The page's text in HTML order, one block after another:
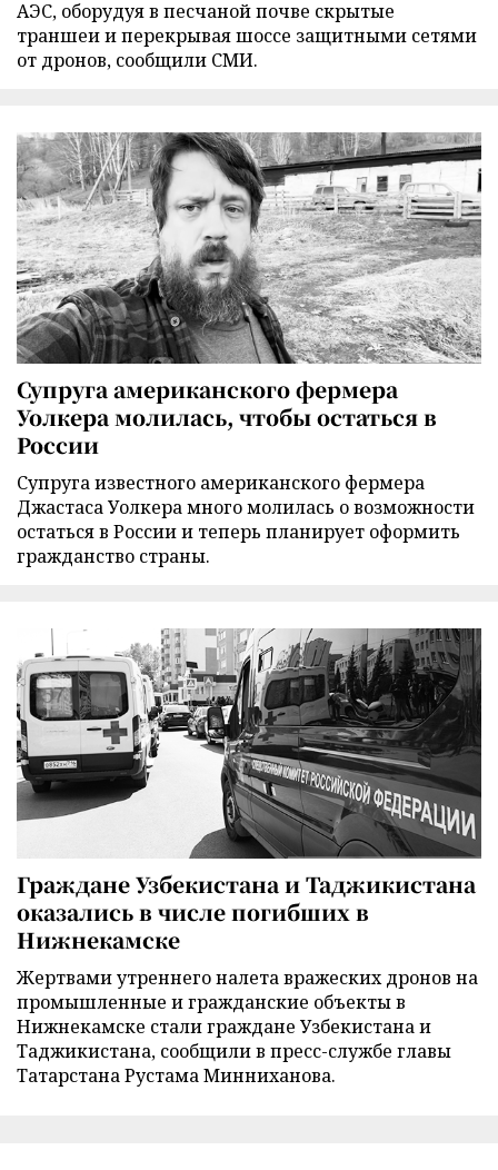
АЭС, оборудуя в песчаной почве скрытые
траншеи и перекрывая шоссе защитными сетями
от дронов, сообщили СМИ.
Супруга американского фермера
Уолкера молилась, чтобы остаться в
России
Супруга известного американского фермера
Джастаса Уолкера много молилась о возможности
остаться в России и теперь планирует оформить
гражданство страны.
Граждане Узбекистана и Таджикистана
оказались в числе погибших в
Нижнекамске
Жертвами утреннего налета вражеских дронов на
промышленные и гражданские объекты в
Нижнекамске стали граждане Узбекистана и
Таджикистана, сообщили в пресс-службе главы
Татарстана Рустама Минниханова.